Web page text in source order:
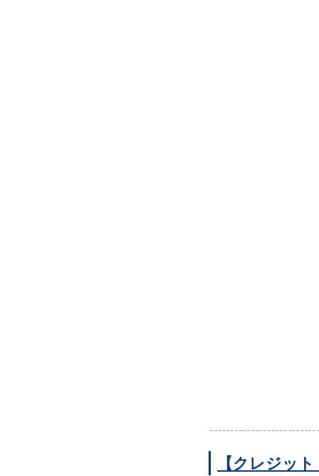
【クレジッ